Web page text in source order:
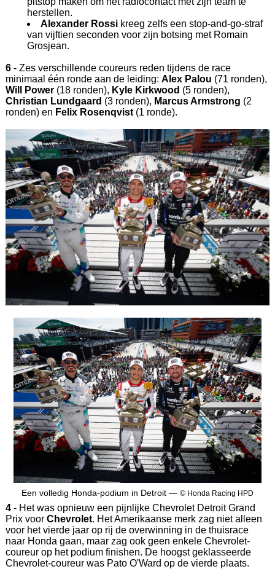
herstellen.
Alexander Rossikreeg zelfs een stop-and-go-straf
van vijftien seconden voor zijn botsing met Romain
Grosjean.
6- Zes verschillende coureurs reden tijdens de race
minimaal één ronde aan de leiding: Alex Palou (71 ronden),
Will Power(18 ronden), Kyle Kirkwood (5 ronden),
Christian Lundgaard (3 ronden), Marcus Armstrong (2
ronden) en Felix Rosenqvist(1 ronde).
Een volledig Honda-podium in Detroit — © Honda Racing HPD
4- Het was opnieuw een pijnlijke Chevrolet Detroit Grand
Prix voor Chevrolet. Het Amerikaanse merk zag niet alleen
voor het vierde jaar op rij de overwinning in de thuisrace
naar Honda gaan, maar zag ook geen enkele Chevrolet-
coureur op het podium finishen. De hoogst geklasseerde
Chevrolet-coureur was Pato O'Ward op de vierde plaats.